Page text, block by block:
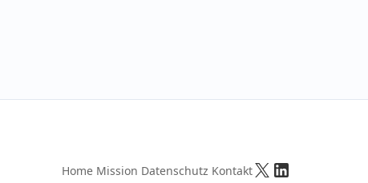
Home Mission Datenschutz Kontakt